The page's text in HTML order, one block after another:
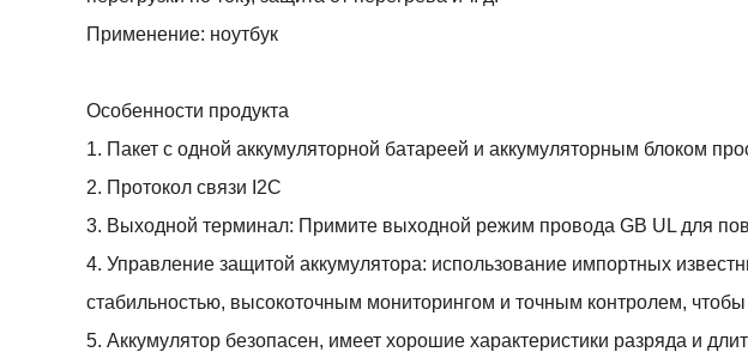
Применение: ноутбук
Особенности продукта
1. Пакет с одной аккумуляторной батареей и аккумуляторным блоком
2. Протокол связи I2C
3. Выходной терминал: Примите выходной режим провода GB UL для
4. Управление защитой аккумулятора: использование импортных
стабильностью, высокоточным мониторингом и точным контролем,
5. Аккумулятор безопасен, имеет хорошие характеристики разряда и